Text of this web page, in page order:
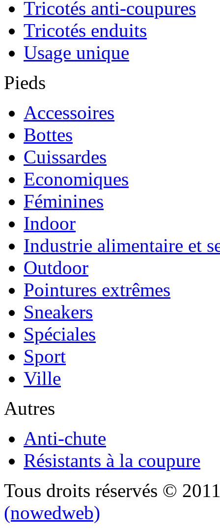
Tricotés anti-coupures
Tricotés enduits
Usage unique
Pieds
Accessoires
Bottes
Cuissardes
Economiques
Féminines
Indoor
Industrie alimentaire et
Outdoor
Pointures extrêmes
Sneakers
Spéciales
Sport
Ville
Autres
Anti-chute
Résistants à la coupure
Tous droits réservés ©
(nowedweb)